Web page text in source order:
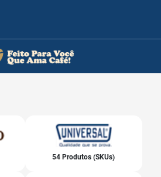
54 Produtos (SKUs)